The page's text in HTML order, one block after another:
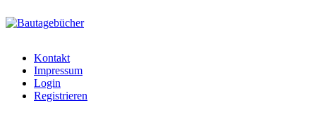
bautagebuch-
liste.de
Kontakt
Impressum
Login
Registrieren